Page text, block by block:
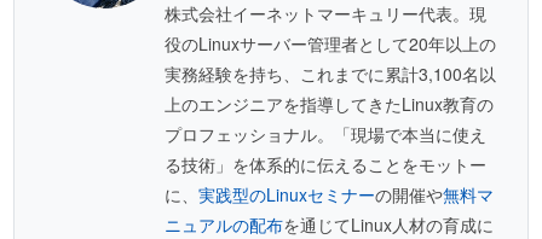
株式会社イーネットマーキュリー代表。現
役のLinuxサーバー管理者として20年以上の
実務経験を持ち、これまでに累計3,100名以
上のエンジニアを指導してきたLinux教育の
プロフェッショナル。「現場で本当に使え
る技術」を体系的に伝えることをモットー
に、実践型のLinuxセミナーの開催や無料マ
ニュアルの配布を通じてLinux人材の育成に